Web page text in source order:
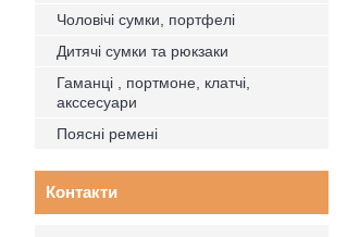
Чоловічі сумки, портфелі
Дитячі сумки та рюкзаки
Гаманці , портмоне, клатчі,
акссесуари
Поясні ремені
Контакти